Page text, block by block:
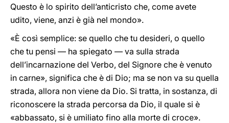
Questo è lo spirito dell’anticristo che, come avete
udito, viene, anzi è già nel mondo».
«È così semplice: se quello che tu desideri, o quello
che tu pensi — ha spiegato — va sulla strada
dell’incarnazione del Verbo, del Signore che è venuto
in carne», significa che è di Dio; ma se non va su quella
strada, allora non viene da Dio. Si tratta, in sostanza, di
riconoscere la strada percorsa da Dio, il quale si è
«abbassato, si è umiliato fino alla morte di croce».